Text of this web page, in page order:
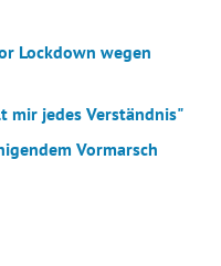
Lockdown wegen
mir jedes Verständnis"
Vormarsch